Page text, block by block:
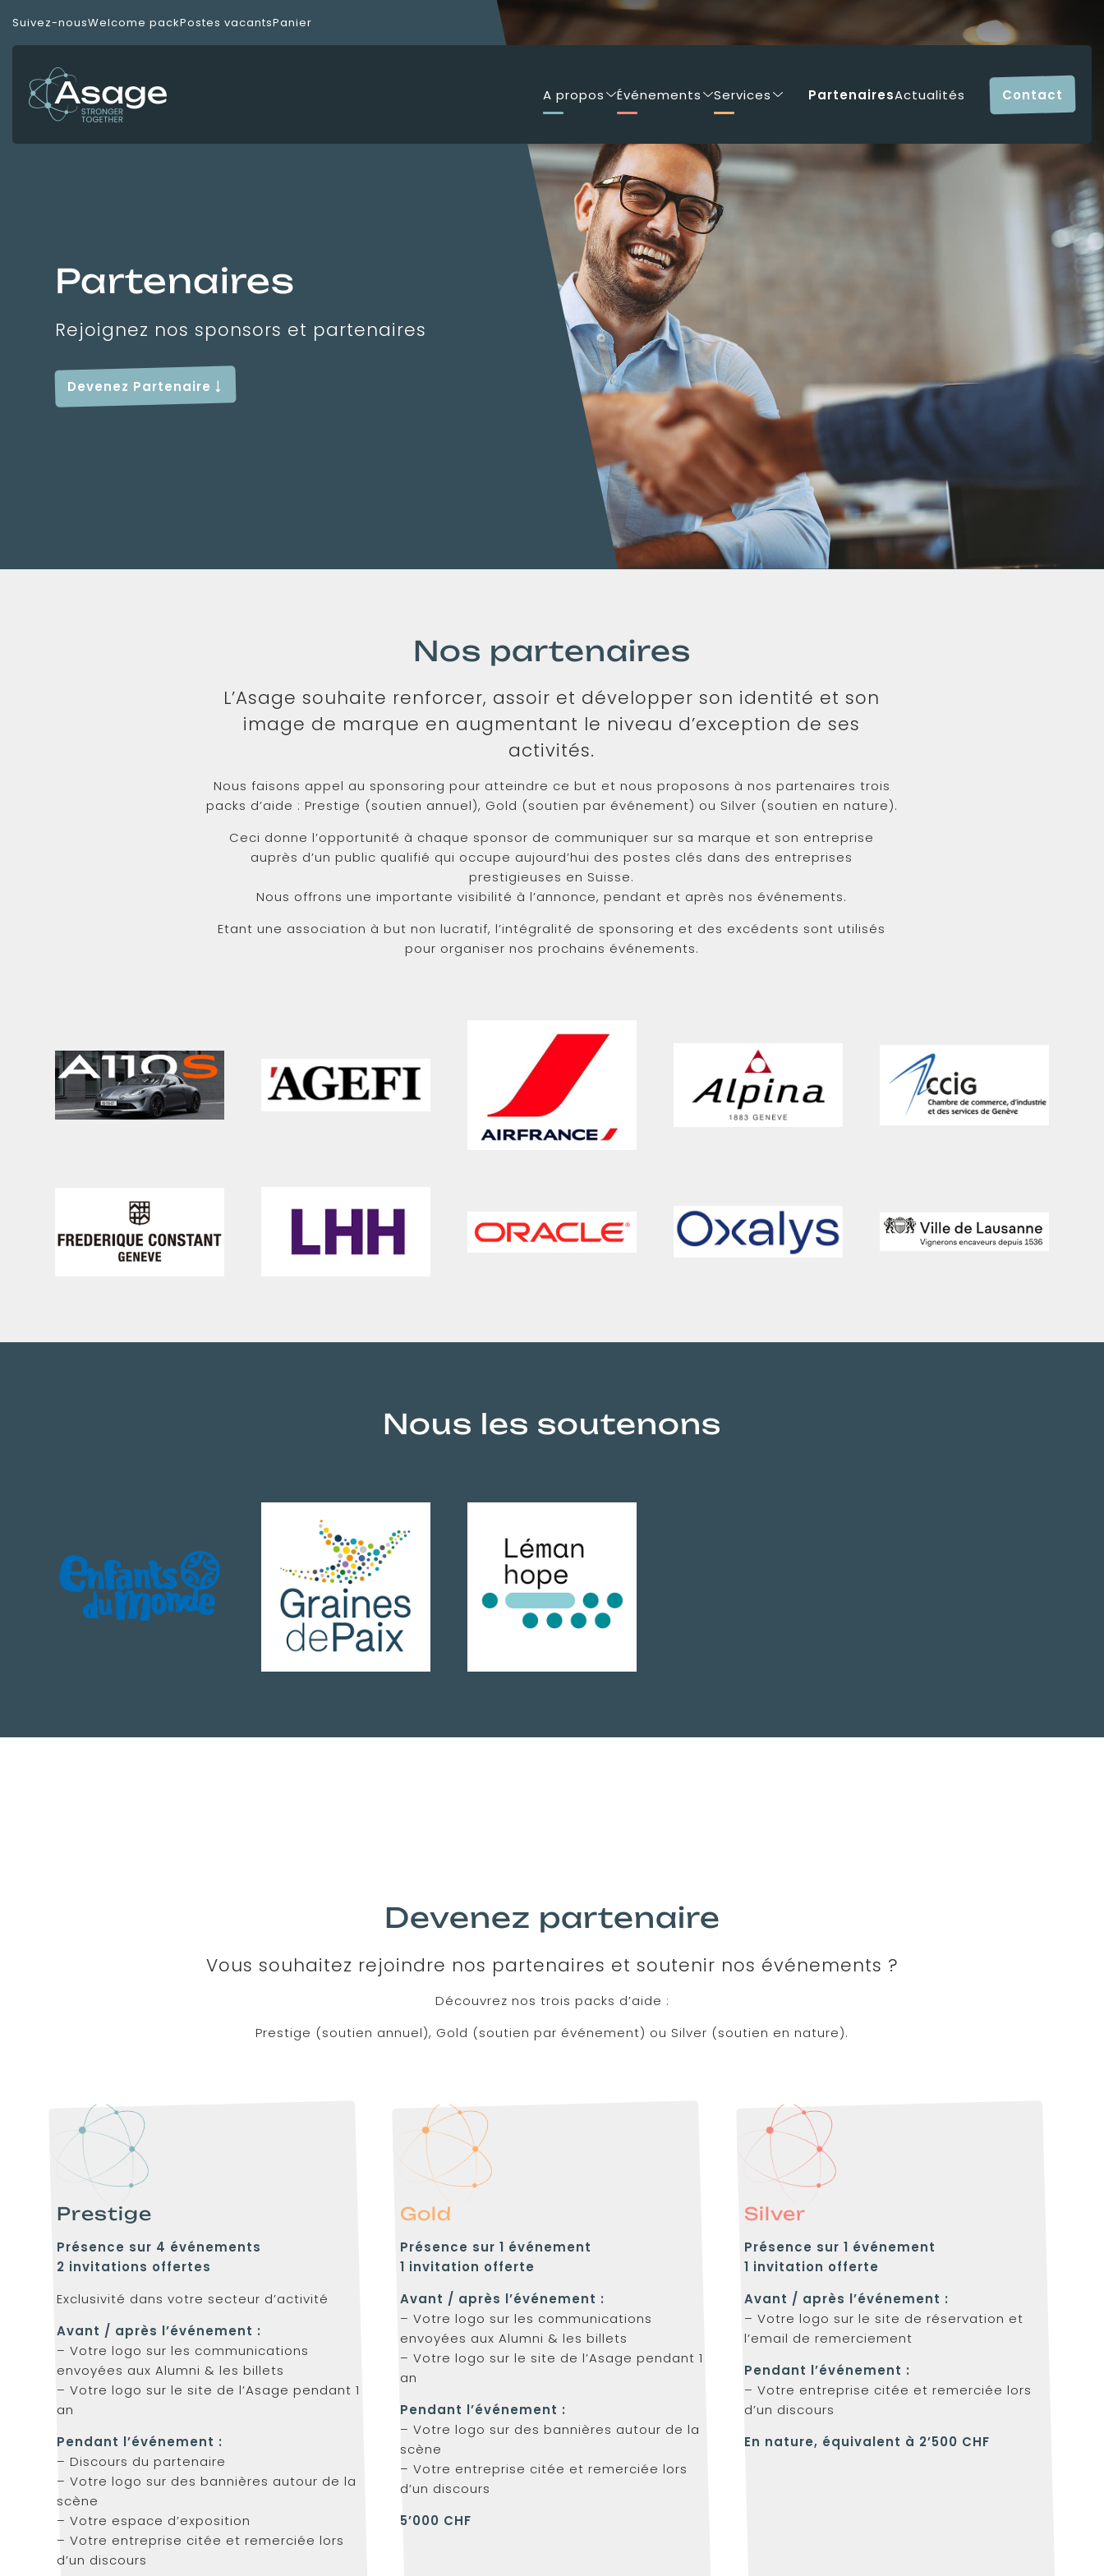
Suivez-nousWelcome packPostes vacantsPanier
A propos Événements Services PartenairesActualités Contact
Partenaires
Rejoignez nos sponsors et partenaires
Devenez Partenaire
Nos partenaires
L’Asage souhaite renforcer, assoir et développer son identité et son
image de marque en augmentant le niveau d’exception de ses
activités.
Nous faisons appel au sponsoring pour atteindre ce but et nous proposons à nos partenaires trois
packs d’aide : Prestige (soutien annuel), Gold (soutien par événement) ou Silver (soutien en nature).
Ceci donne l’opportunité à chaque sponsor de communiquer sur sa marque et son entreprise
auprès d’un public qualifié qui occupe aujourd’hui des postes clés dans des entreprises
prestigieuses en Suisse.
Nous offrons une importante visibilité à l’annonce, pendant et après nos événements.
Etant une association à but non lucratif, l’intégralité de sponsoring et des excédents sont utilisés
pour organiser nos prochains événements.
Nous les soutenons
Devenez partenaire
Vous souhaitez rejoindre nos partenaires et soutenir nos événements ?
Découvrez nos trois packs d’aide :
Prestige (soutien annuel), Gold (soutien par événement) ou Silver (soutien en nature).
Prestige
Présence sur 4 événements
2 invitations offertes
Exclusivité dans votre secteur d’activité
Avant / après l’événement :
– Votre logo sur les communications
envoyées aux Alumni & les billets
– Votre logo sur le site de l’Asage pendant 1
an
Pendant l’événement :
– Discours du partenaire
– Votre logo sur des bannières autour de la
scène
– Votre espace d’exposition
– Votre entreprise citée et remerciée lors
d’un discours
Gold
Présence sur 1 événement
1 invitation offerte
Avant / après l’événement :
– Votre logo sur les communications
envoyées aux Alumni & les billets
– Votre logo sur le site de l’Asage pendant 1
an
Pendant l’événement :
– Votre logo sur des bannières autour de la
scène
– Votre entreprise citée et remerciée lors
d’un discours
5’000 CHF
Silver
Présence sur 1 événement
1 invitation offerte
Avant / après l’événement :
– Votre logo sur le site de réservation et
l’email de remerciement
Pendant l’événement :
– Votre entreprise citée et remerciée lors
d’un discours
En nature, équivalent à 2’500 CHF